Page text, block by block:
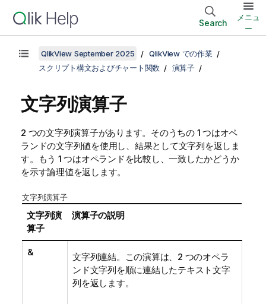
Search
メニュ
ー
QlikView September 2025
QlikView での作業
スクリプト構文およびチャート関数
演算子
文字列演算子
2 つの文字列演算子があります。そのうちの 1 つはオペ
ランドの文字列値を使用し、結果として文字列を返しま
す。もう 1 つはオペランドを比較し、一致したかどうか
を示す論理値を返します。
文字列演算子
文字列演
算子
演算子の説明
&
文字列連結。この演算は、2 つのオペラ
ンド文字列を順に連結したテキスト文字
列を返します。